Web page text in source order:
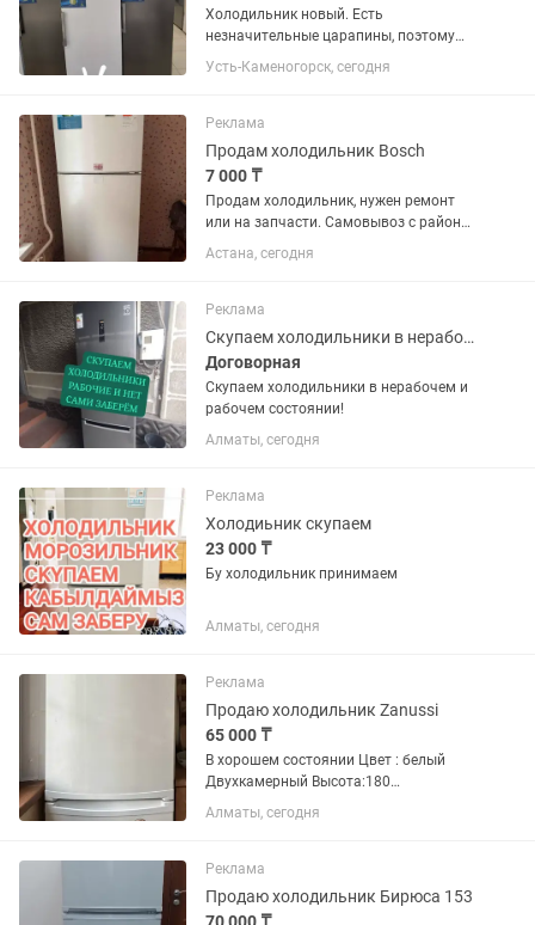
Холодильник новый. Есть
незначительные царапины, поэтому
продаётся гораздо дешевле.
Усть-Каменогорск, сегодня
Реклама
Продам холодильник Bosch
7 000 ₸
Продам холодильник, нужен ремонт
или на запчасти. Самовывоз с района
7 поликлиники . Прошу не звонить,
пишите на
Астана, сегодня
Реклама
Скупаем холодильники в нерабочем и рабочем состоянии!
Договорная
Скупаем холодильники в нерабочем и
рабочем состоянии!
Алматы, сегодня
Реклама
Холодиьник скупаем
23 000 ₸
Бу холодильник принимаем
Алматы, сегодня
Реклама
Продаю холодильник Zanussi
65 000 ₸
В хорошем состоянии Цвет : белый
Двухкамерный Высота:180
Ширина:6060
Алматы, сегодня
Реклама
Продаю холодильник Бирюса 153